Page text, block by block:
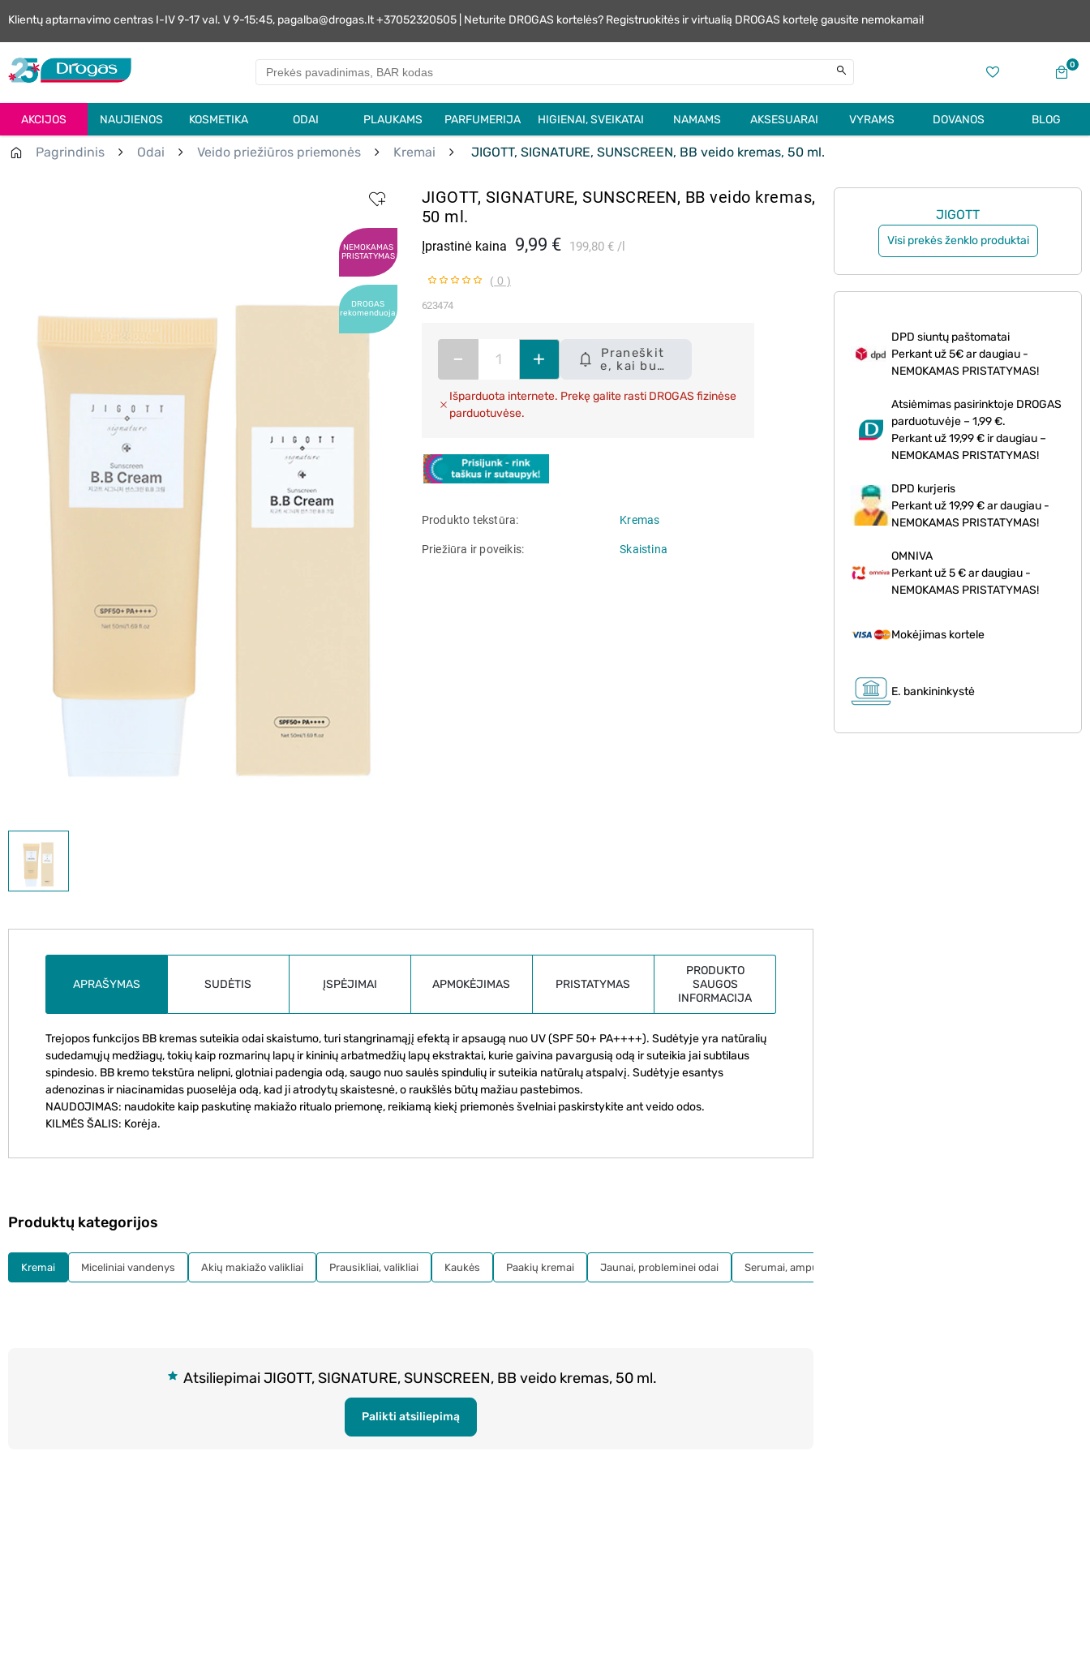
Klientų aptarnavimo centras I-IV 9-17 val. V 9-15:45, pagalba@drogas.lt +37052320505 | Neturite DROGAS kortelės? Registruokitės ir virtualią DROGAS kortelę gausite nemokamai!
0
AKCIJOS NAUJIENOS KOSMETIKA ODAI PLAUKAMS PARFUMERIJA HIGIENAI, SVEIKATAI NAMAMS AKSESUARAI VYRAMS DOVANOS BLOG
Pagrindinis Odai Veido priežiūros priemonės Kremai JIGOTT, SIGNATURE, SUNSCREEN, BB veido kremas, 50 ml.
NEMOKAMAS
PRISTATYMAS
DROGAS
rekomenduoja
JIGOTT, SIGNATURE, SUNSCREEN, BB veido kremas,
50 ml.
Įprastinė kaina 9,99 € 199,80 € l
( 0 )
623474
– +
Praneškit
e, kai bus
Išparduota internete. Prekę galite rasti DROGAS fizinėse
parduotuvėse.
Produkto tekstūra Kremas
Priežiūra ir poveikis Skaistina
JIGOTT
Visi prekės ženklo produktai
DPD siuntų paštomatai
Perkant už 5€ ar daugiau -
NEMOKAMAS PRISTATYMAS!
Atsiėmimas pasirinktoje DROGAS
parduotuvėje – 1,99 €.
Perkant už 19,99 € ir daugiau –
NEMOKAMAS PRISTATYMAS!
DPD kurjeris
Perkant už 19,99 € ar daugiau -
NEMOKAMAS PRISTATYMAS!
OMNIVA
Perkant už 5 € ar daugiau -
NEMOKAMAS PRISTATYMAS!
Mokėjimas kortele
E. bankininkystė
APRAŠYMAS SUDĖTIS ĮSPĖJIMAI APMOKĖJIMAS PRISTATYMAS
PRODUKTO
SAUGOS
INFORMACIJA
Trejopos funkcijos BB kremas suteikia odai skaistumo, turi stangrinamąjį efektą ir apsaugą nuo UV (SPF 50+ PA++++). Sudėtyje yra natūralių
sudedamųjų medžiagų, tokių kaip rozmarinų lapų ir kininių arbatmedžių lapų ekstraktai, kurie gaivina pavargusią odą ir suteikia jai subtilaus
spindesio. BB kremo tekstūra nelipni, glotniai padengia odą, saugo nuo saulės spindulių ir suteikia natūralų atspalvį. Sudėtyje esantys
adenozinas ir niacinamidas puoselėja odą, kad ji atrodytų skaistesnė, o raukšlės būtų mažiau pastebimos.
NAUDOJIMAS: naudokite kaip paskutinę makiažo ritualo priemonę, reikiamą kiekį priemonės švelniai paskirstykite ant veido odos.
KILMĖS ŠALIS: Korėja.
Atsiliepimai JIGOTT, SIGNATURE, SUNSCREEN, BB veido kremas, 50 ml.
Palikti atsiliepimą
Produktų kategorijos
Kremai Miceliniai vandenys Akių makiažo valikliai Prausikliai, valikliai Kaukės Paakių kremai Jaunai, probleminei odai Serumai, ampulės